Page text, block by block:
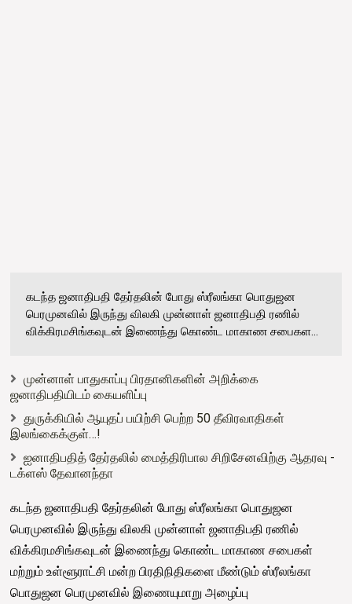
கடந்த ஜனாதிபதி தேர்தலின் போது ஸ்ரீலங்கா பொதுஜன
பெரமுனவில் இருந்து விலகி முன்னாள் ஜனாதிபதி ரணில்
விக்கிரமசிங்கவுடன் இணைந்து கொண்ட மாகாண சபைகள...
முன்னாள் பாதுகாப்பு பிரதானிகளின் அறிக்கை
ஜனாதிபதியிடம் கையளிப்பு
துருக்கியில் ஆயுதப் பயிற்சி பெற்ற 50 தீவிரவாதிகள்
இலங்கைக்குள்…!
ஐனாதிபதித் தேர்தலில் மைத்திரிபால சிறிசேனவிற்கு ஆதரவு -
டக்ளஸ் தேவானந்தா
கடந்த ஜனாதிபதி தேர்தலின் போது ஸ்ரீலங்கா பொதுஜன
பெரமுனவில் இருந்து விலகி முன்னாள் ஜனாதிபதி ரணில்
விக்கிரமசிங்கவுடன் இணைந்து கொண்ட மாகாண சபைகள்
மற்றும் உள்ளூராட்சி மன்ற பிரதிநிதிகளை மீண்டும் ஸ்ரீலங்கா
பொதுஜன பெரமுனவில் இணையுமாறு அழைப்பு